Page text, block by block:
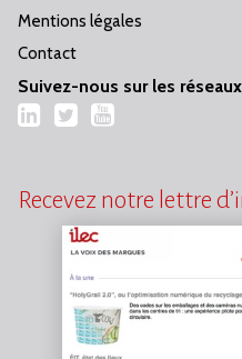
Mentions légales
Contact
Suivez-nous sur les réseaux
LinkedIn
TwitterYouTube
Recevez notre lettre